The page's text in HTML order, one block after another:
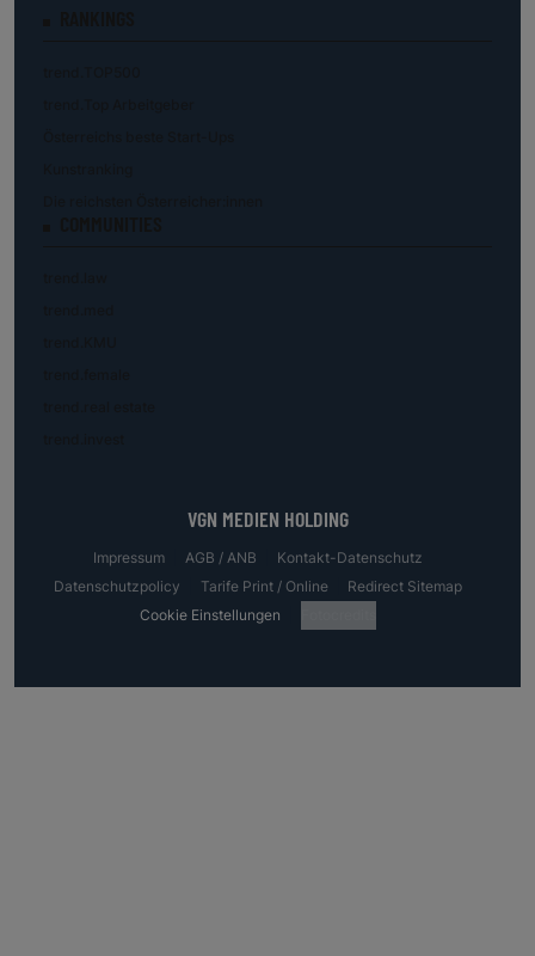
VGN MEDIEN HOLDING
Impressum AGB / ANB
Kontakt-Datenschutz
Datenschutzpolicy
Tarife Print / Online
Redirect Sitemap
Cookie Einstellungen